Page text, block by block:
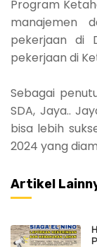
Program
manajemen
pekerjaan di
pekerjaan di
Sebagai
SDA, Jaya..
bisa lebih
2024 yang
Artikel